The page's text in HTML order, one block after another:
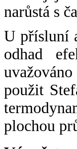
narůstá s
U přísluní
odhad
použit
plochou